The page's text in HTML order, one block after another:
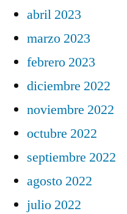
abril 2023
marzo 2023
febrero 2023
diciembre 2022
noviembre 2022
octubre 2022
septiembre 2022
agosto 2022
julio 2022